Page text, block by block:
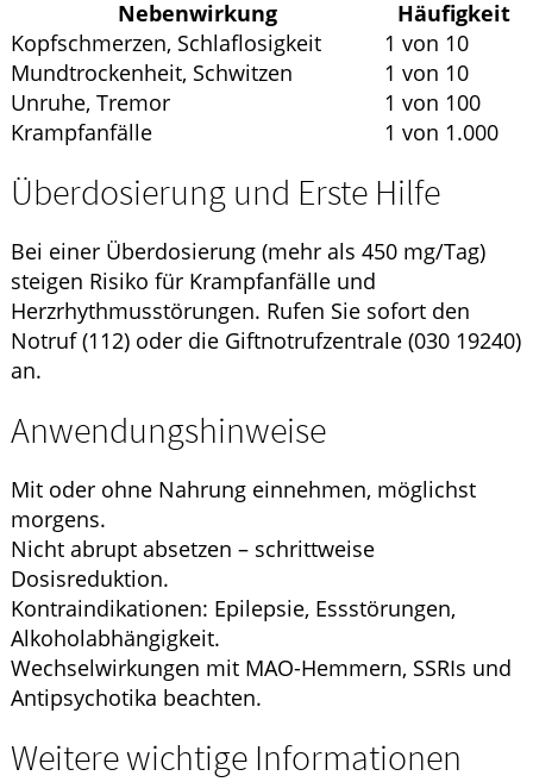
Nebenwirkung
Häufigkeit
Kopfschmerzen, Schlaflosigkeit
1 von 10
Mundtrockenheit, Schwitzen
1 von 10
Unruhe, Tremor
1 von 100
Krampfanfälle
1 von 1.000
Überdosierung und Erste Hilfe
Bei einer Überdosierung (mehr als 450 mg/Tag)
steigen Risiko für Krampfanfälle und
Herzrhythmusstörungen. Rufen Sie sofort den
Notruf (112) oder die Giftnotrufzentrale (030 19240)
an.
Anwendungshinweise
Mit oder ohne Nahrung einnehmen, möglichst
morgens.
Nicht abrupt absetzen – schrittweise
Dosisreduktion.
Kontraindikationen: Epilepsie, Essstörungen,
Alkoholabhängigkeit.
Wechselwirkungen mit MAO-Hemmern, SSRIs und
Antipsychotika beachten.
Weitere wichtige Informationen